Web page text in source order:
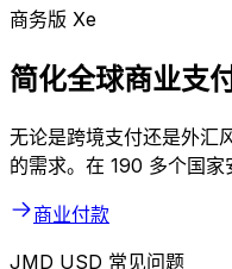
商务版 Xe
简化全球商业支
无论是跨境支付还是外汇
的需求。在 190 多个国家
商业付款
JMD USD 常见问题